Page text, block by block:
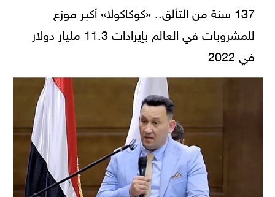
137 سنة من التألق.. «كوكاكولا» أكبر موزع
للمشروبات في العالم بإيرادات 11.3 مليار دولار
في 2022